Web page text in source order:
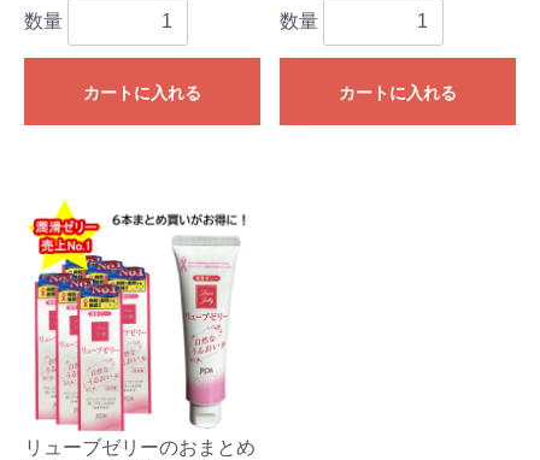
数量
カートに入れる
数量
カートに入れる
リューブゼリーのおまとめ